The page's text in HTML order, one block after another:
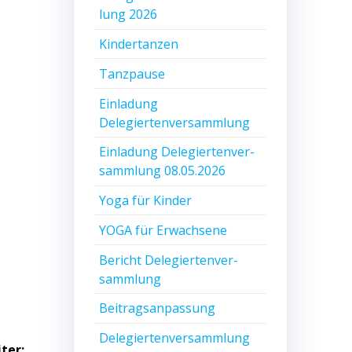
lung 2026
Kin­der­tan­zen
Tanz­pau­se
Ein­la­dung
Delegiertenversammlung
Ein­la­dung Dele­gier­ten­ver­
samm­lung 08.05.2026
Yoga für Kinder
YOGA für Erwachsene
Bericht Dele­gier­ten­ver­
samm­lung
Bei­trags­an­pas­sung
Dele­gier­ten­ver­samm­lung